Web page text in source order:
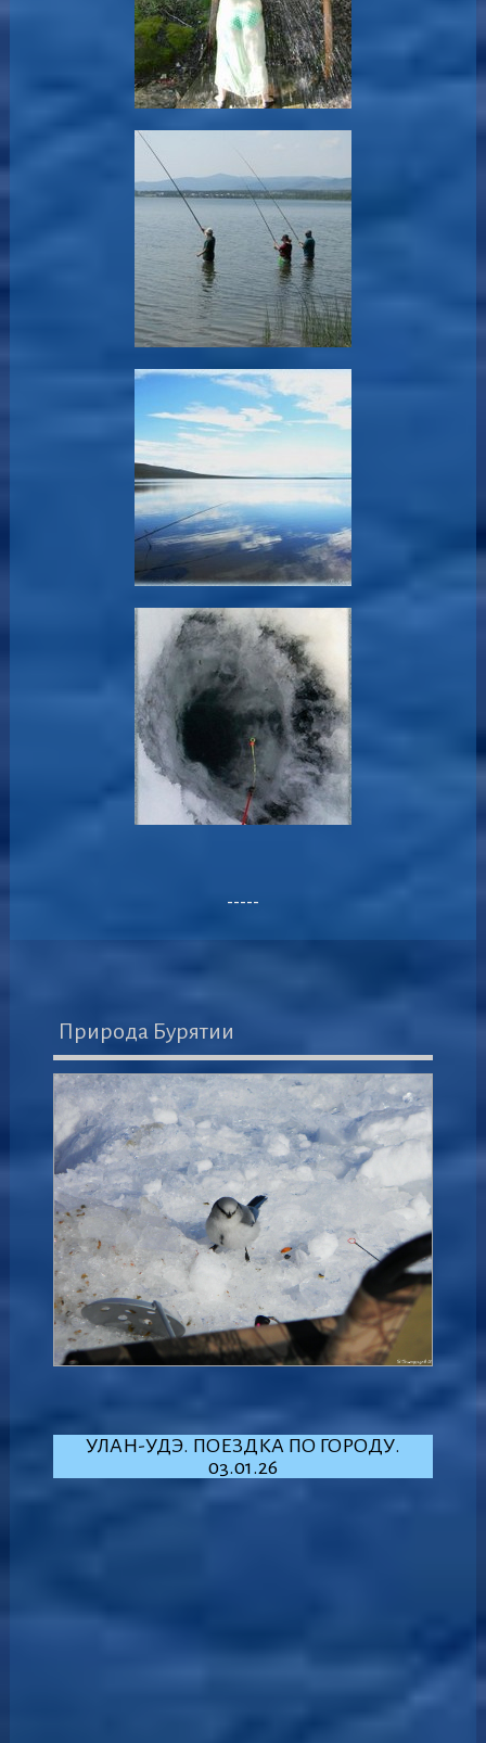
-----
Природа Бурятии
УЛАН-УДЭ. ПОЕЗДКА ПО ГОРОДУ.
03.01.26